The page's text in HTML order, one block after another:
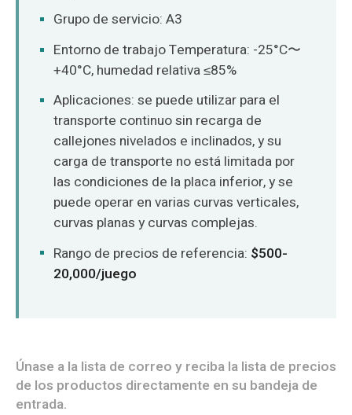
Grupo de servicio: A3
Entorno de trabajo Temperatura: -25°C〜
+40°C, humedad relativa ≤85%
Aplicaciones: se puede utilizar para el
transporte continuo sin recarga de
callejones nivelados e inclinados, y su
carga de transporte no está limitada por
las condiciones de la placa inferior, y se
puede operar en varias curvas verticales,
curvas planas y curvas complejas.
Rango de precios de referencia: $500-
20,000/juego
Únase a la lista de correo y reciba la lista de precios
de los productos directamente en su bandeja de
entrada.